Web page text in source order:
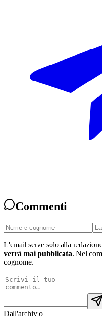
Commenti
L'email serve solo alla
verrà mai pubblicata. Nel
cognome.
Dall'archivio